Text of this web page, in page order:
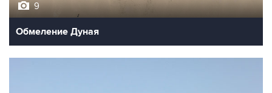
9
Обмеление Дуная